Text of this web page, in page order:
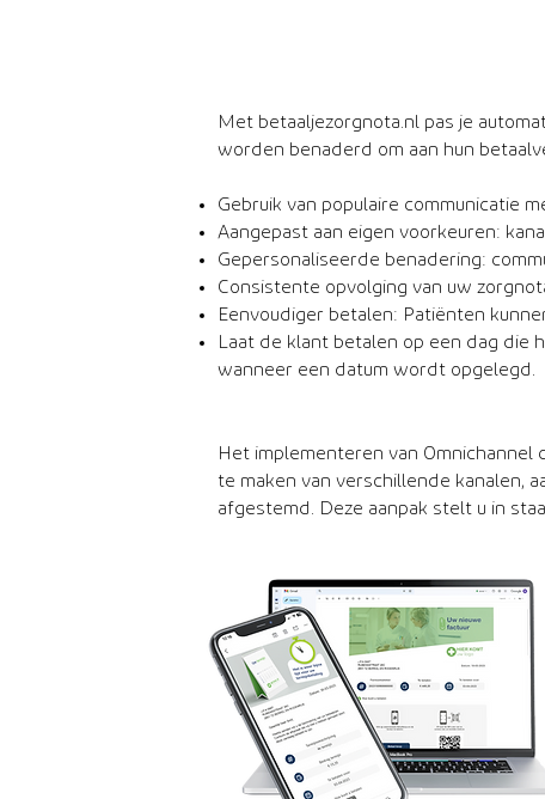
Met betaaljezorgnota.nl pas je
worden benaderd om aan hun
Gebruik van populaire communicatie
Aangepast aan eigen voorkeuren:
Gepersonaliseerde benadering:
Consistente opvolging van uw
Eenvoudiger betalen: Patiënten
Laat de klant betalen op een dag
wanneer een datum wordt opgelegd.
Het implementeren van
te maken van verschillende kanalen,
afgestemd. Deze aanpak stelt u in